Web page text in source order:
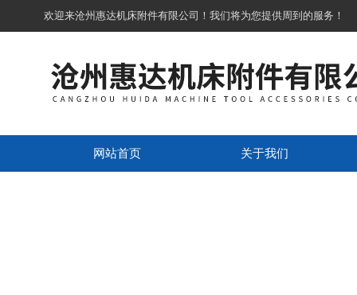
欢迎来沧州惠达机床附件有限公司！我们将为您提供周到的服务！
网站首页 关于我们